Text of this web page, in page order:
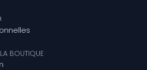
BOUTIQUE